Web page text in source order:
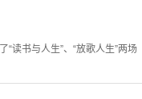
读书与人生”、“放歌人生”两场